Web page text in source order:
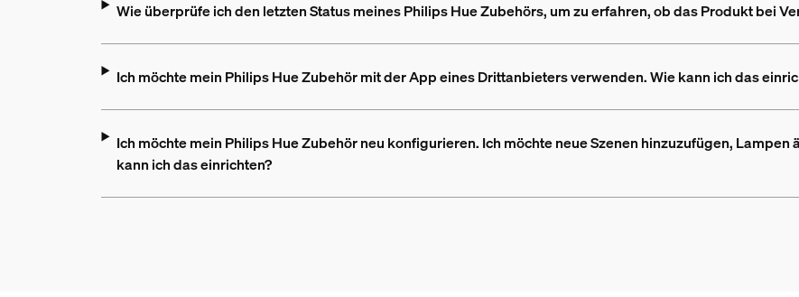
Wie überprüfe ich den letzten Status meines Philips Hue Zubehörs, um zu erfahren, ob das Produkt bei
Ich möchte mein Philips Hue Zubehör mit der App eines Drittanbieters verwenden. Wie kann ich das
Ich möchte mein Philips Hue Zubehör neu konfigurieren. Ich möchte neue Szenen hinzuzufügen,
kann ich das einrichten?